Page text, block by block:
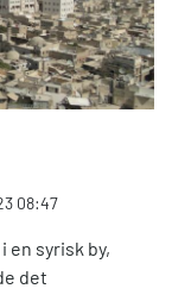
08:47
en syrisk by,
det